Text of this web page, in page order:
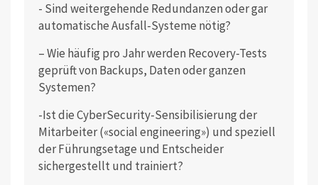
- Sind weitergehende Redundanzen oder gar
automatische Ausfall-Systeme nötig?
– Wie häufig pro Jahr werden Recovery-Tests
geprüft von Backups, Daten oder ganzen
Systemen?
-Ist die CyberSecurity-Sensibilisierung der
Mitarbeiter («social engineering») und speziell
der Führungsetage und Entscheider
sichergestellt und trainiert?